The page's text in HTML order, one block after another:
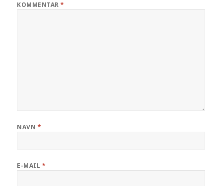
KOMMENTAR*
NAVN *
E-MAIL *